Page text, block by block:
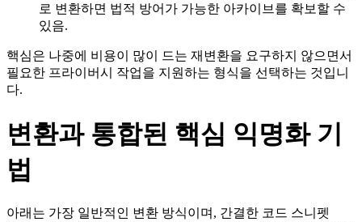
로 변환하면 법적 방어가 가능한 아카이브를 확보할 수
있음.
핵심은 나중에 비용이 많이 드는 재변환을 요구하지 않으면서
필요한 프라이버시 작업을 지원하는 형식을 선택하는 것입니
다.
변환과 통합된 핵심 익명화 기
법
아래는 가장 일반적인 변환 방식이며, 간결한 코드 스니펫